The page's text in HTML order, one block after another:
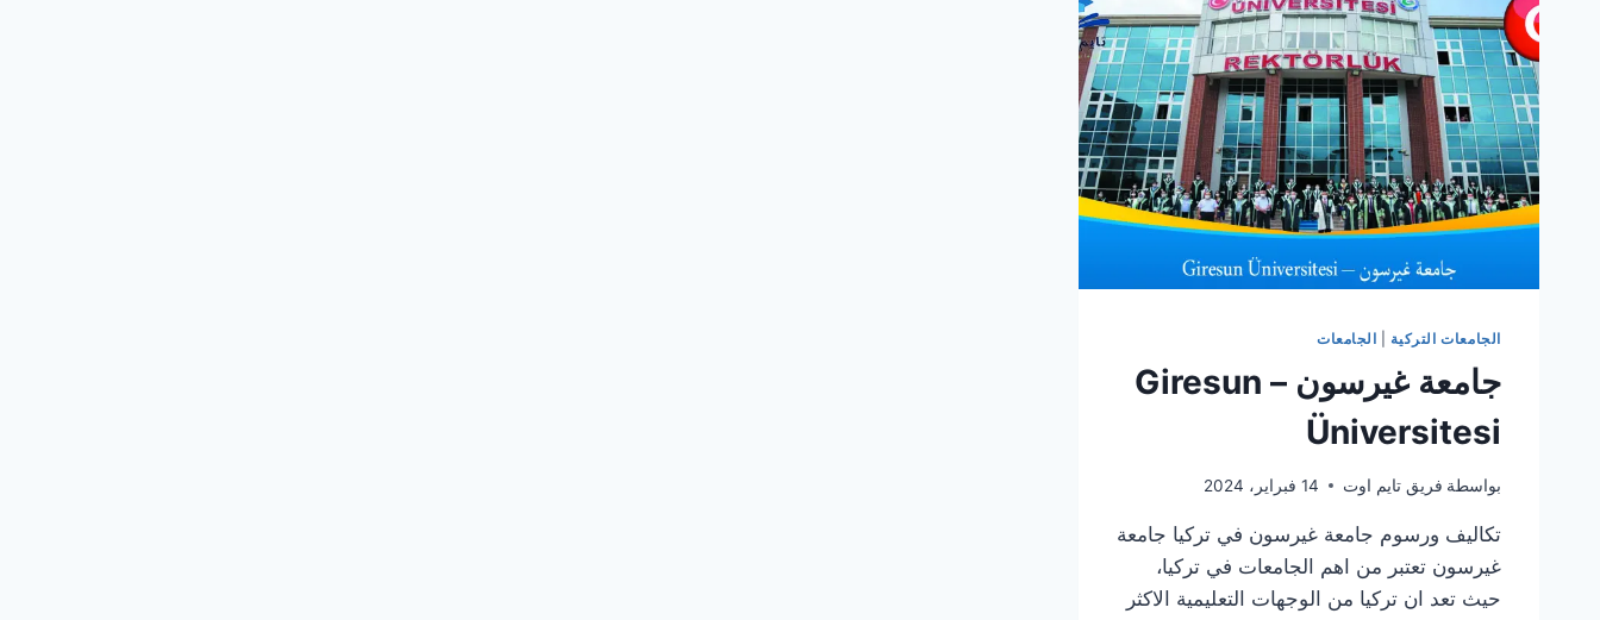
الجامعات التركية الجامعات
جامعة غيرسون – Giresun
Üniversitesi
بواسطة فريق تايم اوت 14 فبراير، 2024
تكاليف ورسوم جامعة غيرسون في تركيا جامعة
غيرسون تعتبر من اهم الجامعات في تركيا،
حيث تعد ان تركيا من الوجهات التعليمية الاكثر